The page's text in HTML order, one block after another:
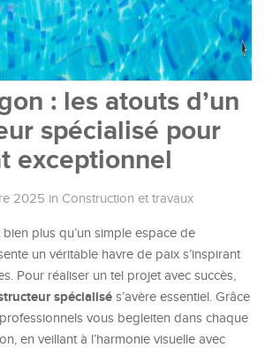
: les atouts d’un
spécialisé pour
exceptionnel
2025 in Construction et travaux
bien plus qu’un simple espace de
un véritable havre de paix s’inspirant
Pour réaliser un tel projet avec succès,
spécialisé s’avère essentiel. Grâce
vous begleiten dans chaque
en veillant à l’harmonie visuelle avec